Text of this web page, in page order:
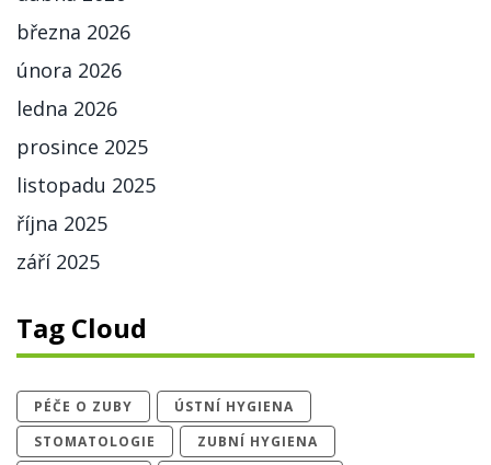
března 2026
února 2026
ledna 2026
prosince 2025
listopadu 2025
října 2025
září 2025
Tag Cloud
PÉČE O ZUBY
ÚSTNÍ HYGIENA
STOMATOLOGIE
ZUBNÍ HYGIENA